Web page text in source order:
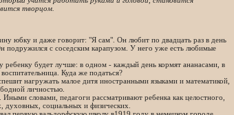
творцом.
юбку и даже говорит: "Я сам". Он любит по двадцать раз в день
подружился с соседским карапузом. У него уже есть любимые
будет лучше: в одном - каждый день кормят ананасами, в
Куда же податься?
нагружать малое дитя иностранными языками и математикой,
личностью.
словами, педагоги рассматривают ребенка как целостного,
духовных, социальных и физических.